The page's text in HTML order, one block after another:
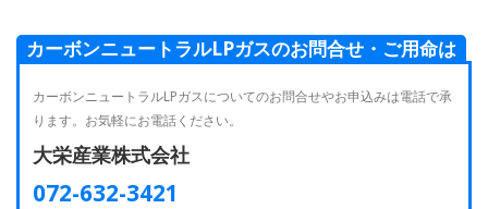
カーボンニュートラルLPガスのお問合せ・ご用命は
カーボンニュートラルLPガスについてのお問合せやお申込みは電話で承
ります。お気軽にお電話ください。
大栄産業株式会社
072-632-3421